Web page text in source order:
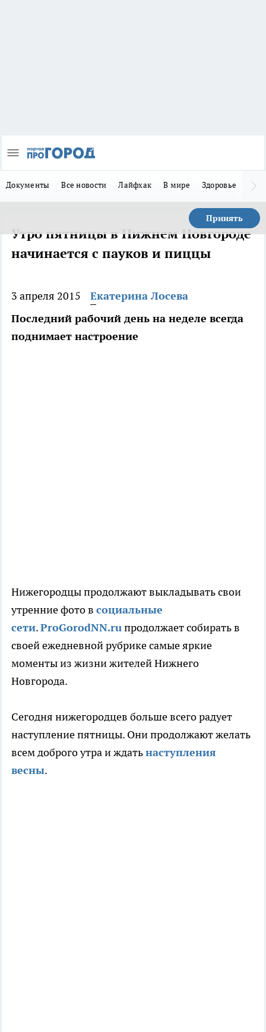
Документы Все новости Лайфхак В мире Здоровье
Принять
Утро пятницы в Нижнем Новгороде
начинается с пауков и пиццы
3 апреля 2015
Екатерина Лосева
Последний рабочий день на неделе всегда
поднимает настроение
Нижегородцы продолжают выкладывать свои
утренние фото в социальные
сети.ProGorodNN.ruпродолжает собирать в
своей ежедневной рубрике самые яркие
моменты из жизни жителей Нижнего
Новгорода.
Сегодня нижегородцев больше всего радует
наступление пятницы. Они продолжают желать
всем доброго утра и ждатьнаступления
весны.